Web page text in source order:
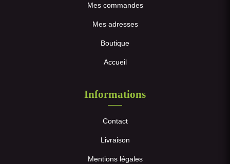
Mes commandes
Mes adresses
Boutique
Accueil
Informations
Contact
Livraison
Mentions légales